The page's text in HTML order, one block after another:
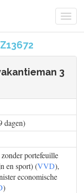
3
dagen)
portefeuille
en sport) (VVD),
economische
)